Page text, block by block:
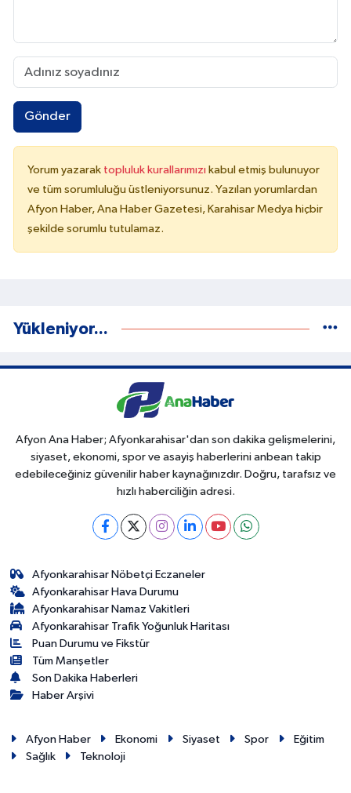
Gönder
Yorum yazarak topluluk kurallarımızı kabul etmiş bulunuyor
ve tüm sorumluluğu üstleniyorsunuz. Yazılan yorumlardan
Afyon Haber, Ana Haber Gazetesi, Karahisar Medya hiçbir
şekilde sorumlu tutulamaz.
Yükleniyor...
Afyon Ana Haber; Afyonkarahisar'dan son dakika gelişmelerini,
siyaset, ekonomi, spor ve asayiş haberlerini anbean takip
edebileceğiniz güvenilir haber kaynağınızdır. Doğru, tarafsız ve
hızlı haberciliğin adresi.
Afyonkarahisar Nöbetçi Eczaneler
Afyonkarahisar Hava Durumu
Afyonkarahisar Namaz Vakitleri
Afyonkarahisar Trafik Yoğunluk Haritası
Puan Durumu ve Fikstür
Tüm Manşetler
Son Dakika Haberleri
Haber Arşivi
Afyon Haber Ekonomi Siyaset Spor
Eğitim
Sağlık
Teknoloji